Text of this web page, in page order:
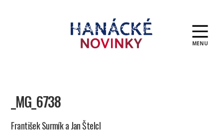
MENU
_MG_6738
František Surmík a Jan Štelcl